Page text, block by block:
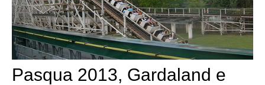
Pasqua 2013, Gardaland e